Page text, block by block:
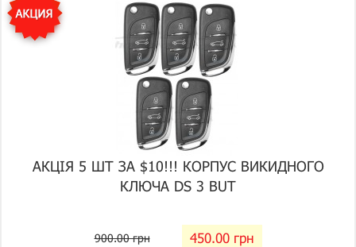
АКЦІЯ 5 ШТ ЗА $10!!! КОРПУС ВИКИДНОГО
КЛЮЧА DS 3 BUT
900.00 грн 450.00 грн